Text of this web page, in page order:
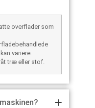
overflader som
variere.
træ eller stof.